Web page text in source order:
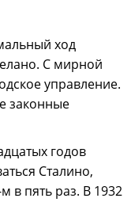
ход
С мирной
управление.
законные
годов
Сталино,
в пять раз. В 1932